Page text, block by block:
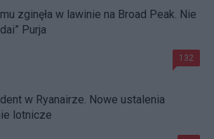
zginęła w lawinie na Broad Peak. Nie
Purja
132
w Ryanairze. Nowe ustalenia
lotnicze